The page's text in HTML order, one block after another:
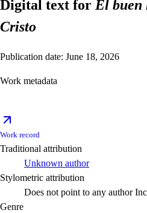
Digital text for El buen
Cristo
Publication date: June 18, 2026
Work metadata
Work record
Traditional attribution
Unknown author
Stylometric attribution
Does not point to any author
Genre